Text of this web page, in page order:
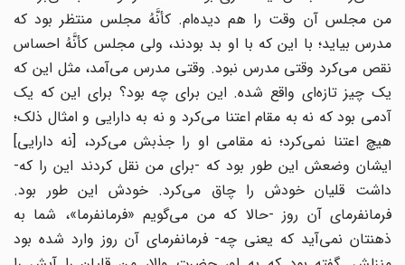
من مجلس‌ آن وقت را هم دیده‌ام. کأنَّهُ مجلس منتظر بود که
مدرس بیاید؛ با این که با او بد بودند، ولی مجلس کأنَّهُ احساس
نقص می‌کرد وقتی مدرس نبود. وقتی مدرس می‌آمد، مثل این که
یک چیز تازه‌ای واقع شده. این برای چه بود؟ برای این که یک
آدمی بود که نه به مقام اعتنا می‌کرد و نه به دارایی و امثال ذلک؛
هیچ اعتنا نمی‌کرد؛ نه مقامی او را جذبش می‌کرد، [نه دارایی‌]
ایشان وضعش این طور بود که -برای من نقل کردند این را که-
داشت قلیان خودش را چاق می‌کرد. خودش این طور بود.
فرمانفرمای آن روز -حالا که من می‌گویم «فرمانفرما»، شما به
ذهنتان نمی‌آید که یعنی چه- فرمانفرمای آن روز وارد شده بود